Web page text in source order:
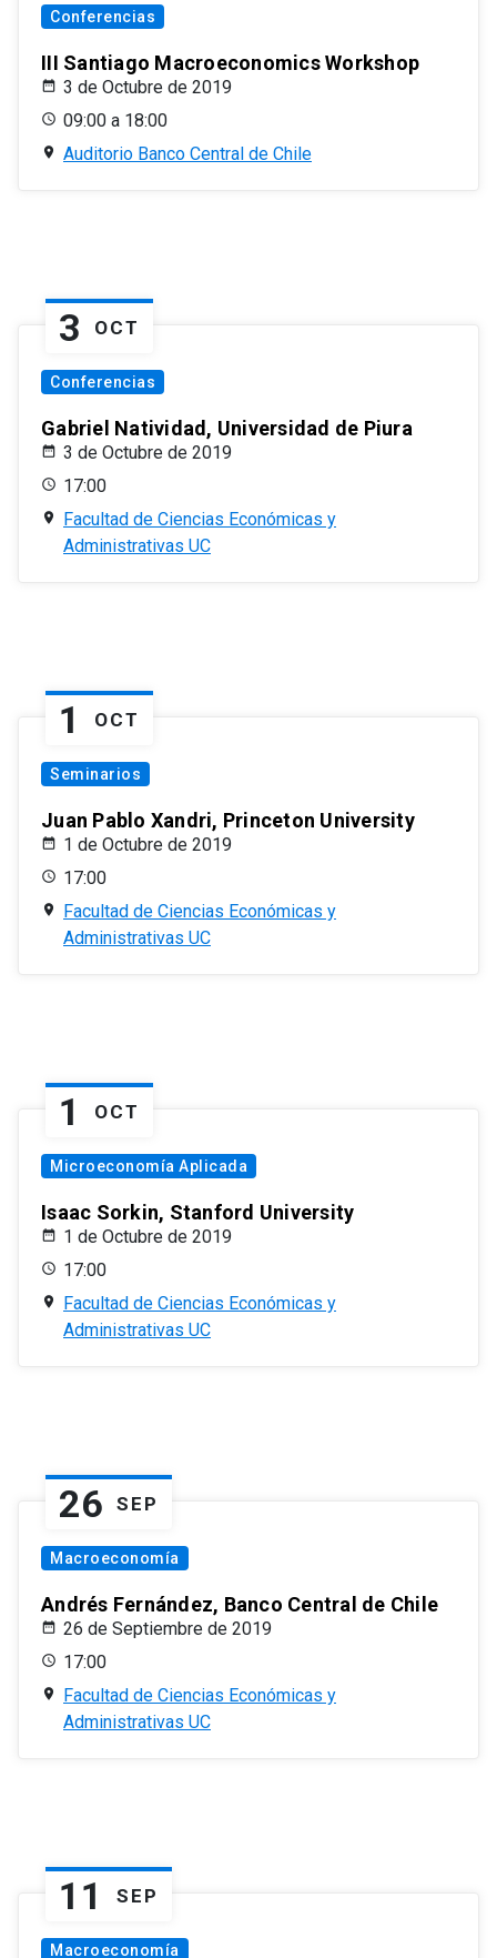
Conferencias
III Santiago Macroeconomics Workshop
3 de Octubre de 2019
09:00 a 18:00
Auditorio Banco Central de Chile
3 OCT
Conferencias
Gabriel Natividad, Universidad de Piura
3 de Octubre de 2019
17:00
Facultad de Ciencias Económicas y
Administrativas UC
1 OCT
Seminarios
Juan Pablo Xandri, Princeton University
1 de Octubre de 2019
17:00
Facultad de Ciencias Económicas y
Administrativas UC
1 OCT
Microeconomía Aplicada
Isaac Sorkin, Stanford University
1 de Octubre de 2019
17:00
Facultad de Ciencias Económicas y
Administrativas UC
26 SEP
Macroeconomía
Andrés Fernández, Banco Central de Chile
26 de Septiembre de 2019
17:00
Facultad de Ciencias Económicas y
Administrativas UC
11 SEP
Macroeconomía